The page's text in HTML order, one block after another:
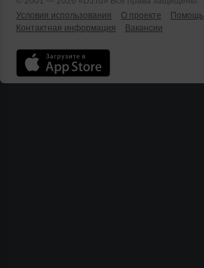
Условия использования
О проекте Помощь
Контактная информация
Вакансии